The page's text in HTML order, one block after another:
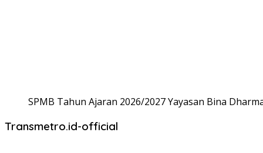
SPMB Tahun Ajaran 2026/2027 Yayasan Bina
Transmetro.id-official